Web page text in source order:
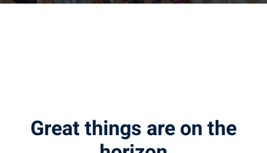
Great things are on the